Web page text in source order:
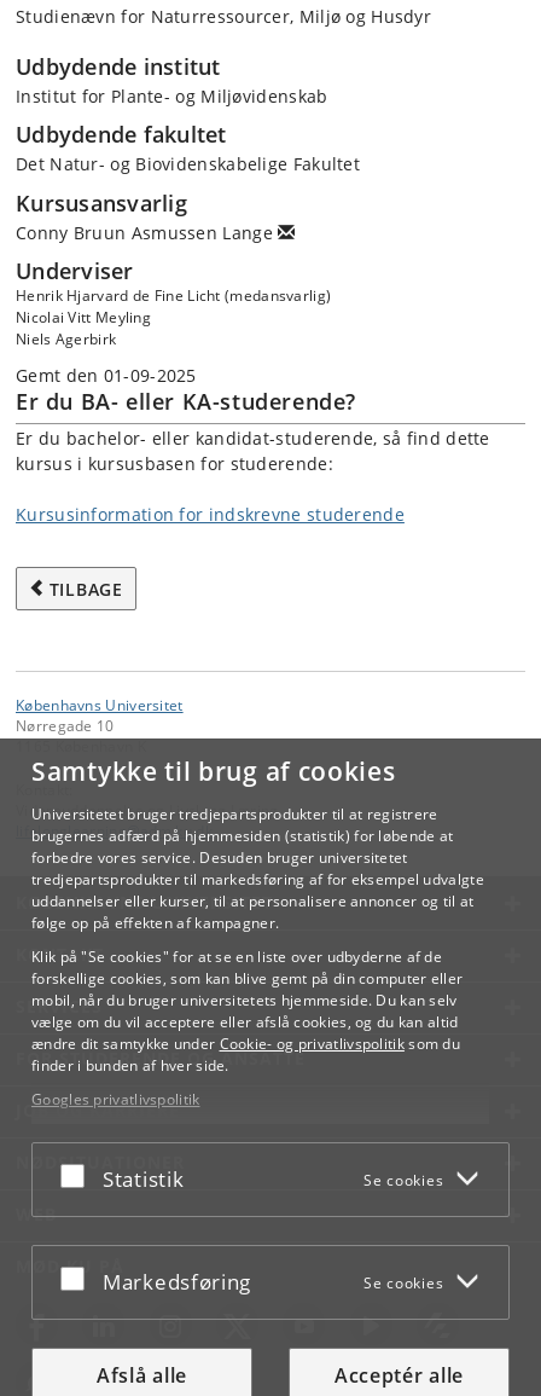
Samtykke til brug af cookies
Universitetet bruger tredjepartsprodukter til at registrere
brugernes adfærd på hjemmesiden (statistik) for løbende at
forbedre vores service. Desuden bruger universitetet
tredjepartsprodukter til markedsføring af for eksempel udvalgte
uddannelser eller kurser, til at personalisere annoncer og til at
følge op på effekten af kampagner.
Klik på "Se cookies" for at se en liste over udbyderne af de
forskellige cookies, som kan blive gemt på din computer eller
mobil, når du bruger universitetets hjemmeside. Du kan selv
vælge om du vil acceptere eller afslå cookies, og du kan altid
ændre dit samtykke under Cookie- og privatlivspolitiksom du
finder i bunden af hver side.
Googles privatlivspolitik
Acceptér eller afslå
Statistik Se cookies
Acceptér eller afslå
Markedsføring Se cookies
Afslå alle Acceptér alle
Studienævn for Naturressourcer, Miljø og Husdyr
Udbydende institut
Institut for Plante- og Miljøvidenskab
Udbydende fakultet
Det Natur- og Biovidenskabelige Fakultet
Kursusansvarlig
Conny Bruun Asmussen Lange
Underviser
Henrik Hjarvard de Fine Licht (medansvarlig)
Nicolai Vitt Meyling
Niels Agerbirk
Gemt den 01-09-2025
Er du BA- eller KA-studerende?
Er du bachelor- eller kandidat-studerende, så find dette
kursus i kursusbasen for studerende:
Kursusinformation for indskrevne studerende
TILBAGE
Københavns Universitet
Nørregade 10
Videreuddannelse og Livslang Læring
lifelonglearning@adm.ku.dk
KØBENHAVNS UNIVERSITET
KONTAKT
SERVICES
FOR STUDERENDE OG ANSATTE
JOB OG KARRIERE
NØDSITUATIONER
WEB
MØD KU PÅ